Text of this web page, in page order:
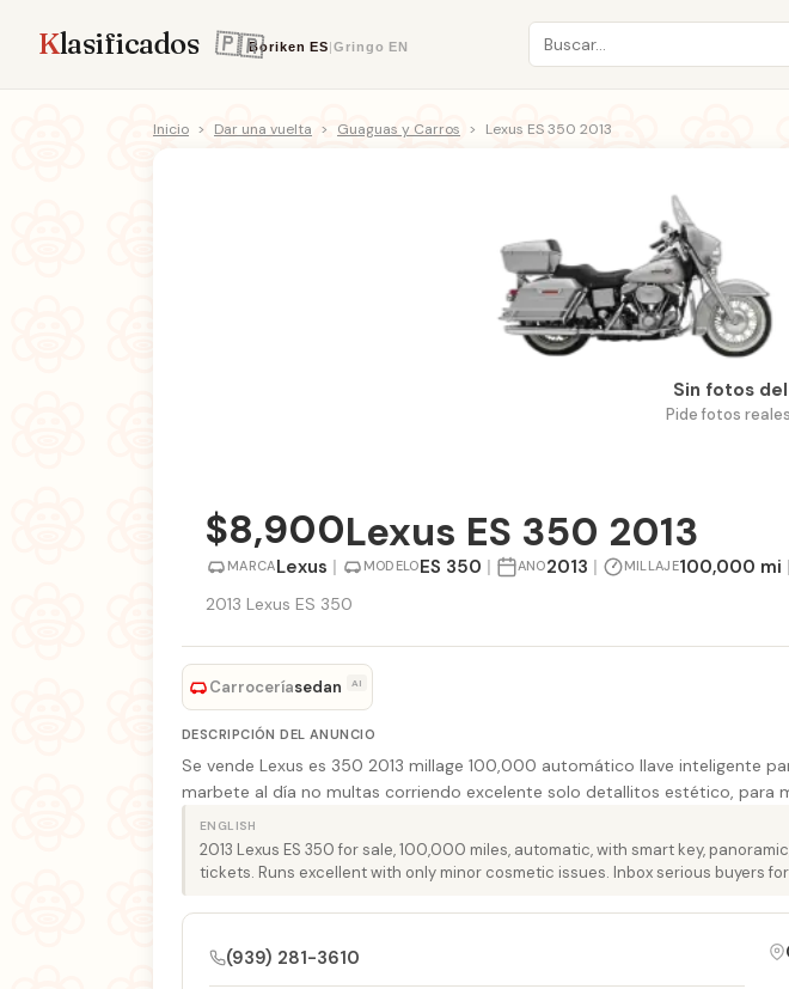
Klasificados Boriken ES|Gringo EN
Inicio > Dar una vuelta > Guaguas y Carros > Lexus ES 350 2013
Sin fotos
Pide fotos
$8,900Lexus ES 350 2013
MARCALexus | MODELOES 350 | ANO2013 | MILLAJE100,000 mi |
2013 Lexus ES 350
Carroceríasedan AI
DESCRIPCIÓN DEL ANUNCIO
Se vende Lexus es 350 2013 millage 100,000 automático llave inteligente
marbete al día no multas corriendo excelente solo detallitos estético, para
ENGLISH
2013 Lexus ES 350 for sale, 100,000 miles, automatic, with smart key,
tickets. Runs excellent with only minor cosmetic issues. Inbox serious buyers
(939) 281-3610